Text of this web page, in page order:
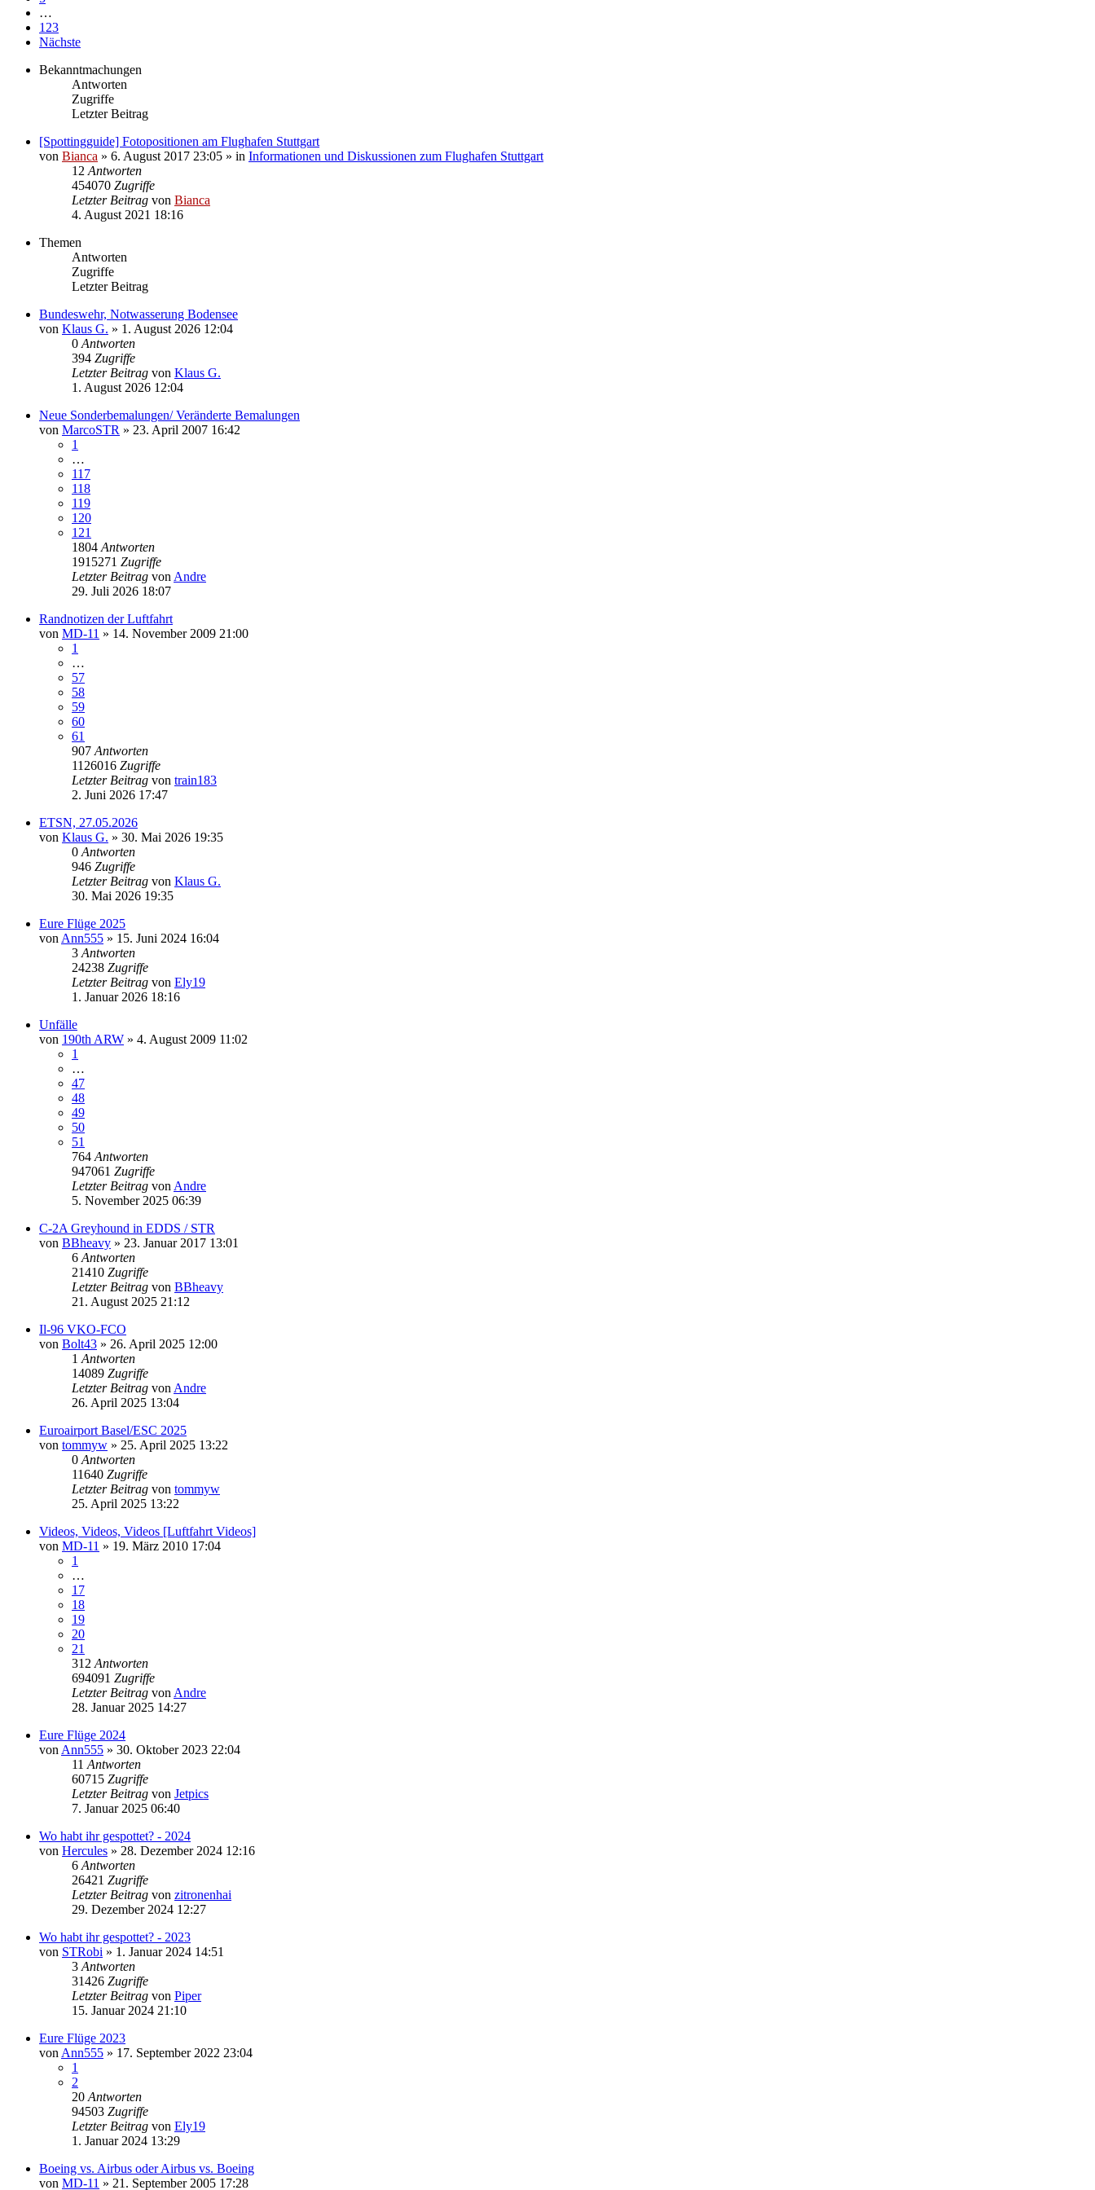
…
123
Nächste
Bekanntmachungen
Antworten
Zugriffe
Letzter Beitrag
[Spottingguide] Fotopositionen am Flughafen Stuttgart
von Bianca » 6. August 2017 23:05 » in Informationen und Diskussionen zum Flughafen Stuttgart
12 Antworten
454070 Zugriffe
Letzter Beitrag von Bianca
4. August 2021 18:16
Themen
Antworten
Zugriffe
Letzter Beitrag
Bundeswehr, Notwasserung Bodensee
von Klaus G. » 1. August 2026 12:04
0 Antworten
394 Zugriffe
Letzter Beitrag von Klaus G.
1. August 2026 12:04
Neue Sonderbemalungen/ Veränderte Bemalungen
von MarcoSTR » 23. April 2007 16:42
1
…
117
118
119
120
121
1804 Antworten
1915271 Zugriffe
Letzter Beitrag von Andre
29. Juli 2026 18:07
Randnotizen der Luftfahrt
von MD-11 » 14. November 2009 21:00
1
…
57
58
59
60
61
907 Antworten
1126016 Zugriffe
Letzter Beitrag von train183
2. Juni 2026 17:47
ETSN, 27.05.2026
von Klaus G. » 30. Mai 2026 19:35
0 Antworten
946 Zugriffe
Letzter Beitrag von Klaus G.
30. Mai 2026 19:35
Eure Flüge 2025
von Ann555 » 15. Juni 2024 16:04
3 Antworten
24238 Zugriffe
Letzter Beitrag von Ely19
1. Januar 2026 18:16
Unfälle
von 190th ARW » 4. August 2009 11:02
1
…
47
48
49
50
51
764 Antworten
947061 Zugriffe
Letzter Beitrag von Andre
5. November 2025 06:39
C-2A Greyhound in EDDS / STR
von BBheavy » 23. Januar 2017 13:01
6 Antworten
21410 Zugriffe
Letzter Beitrag von BBheavy
21. August 2025 21:12
Il-96 VKO-FCO
von Bolt43 » 26. April 2025 12:00
1 Antworten
14089 Zugriffe
Letzter Beitrag von Andre
26. April 2025 13:04
Euroairport Basel/ESC 2025
von tommyw » 25. April 2025 13:22
0 Antworten
11640 Zugriffe
Letzter Beitrag von tommyw
25. April 2025 13:22
Videos, Videos, Videos [Luftfahrt Videos]
von MD-11 » 19. März 2010 17:04
1
…
17
18
19
20
21
312 Antworten
694091 Zugriffe
Letzter Beitrag von Andre
28. Januar 2025 14:27
Eure Flüge 2024
von Ann555 » 30. Oktober 2023 22:04
11 Antworten
60715 Zugriffe
Letzter Beitrag von Jetpics
7. Januar 2025 06:40
Wo habt ihr gespottet? - 2024
von Hercules » 28. Dezember 2024 12:16
6 Antworten
26421 Zugriffe
Letzter Beitrag von zitronenhai
29. Dezember 2024 12:27
Wo habt ihr gespottet? - 2023
von STRobi » 1. Januar 2024 14:51
3 Antworten
31426 Zugriffe
Letzter Beitrag von Piper
15. Januar 2024 21:10
Eure Flüge 2023
von Ann555 » 17. September 2022 23:04
1
2
20 Antworten
94503 Zugriffe
Letzter Beitrag von Ely19
1. Januar 2024 13:29
Boeing vs. Airbus oder Airbus vs. Boeing
von MD-11 » 21. September 2005 17:28